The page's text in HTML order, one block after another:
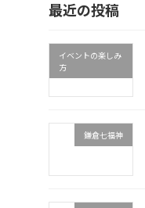
最近の投稿
イベントの楽しみ
方
鎌倉七福神